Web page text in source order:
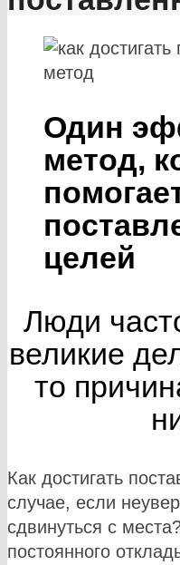
Один
метод,
целей
Люди
великие
то
Как достигать
случае, если
сдвинуться с
постоянного